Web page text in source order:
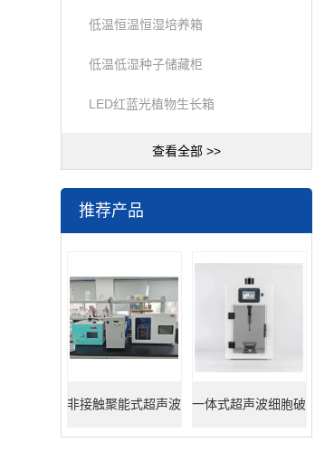
低温恒温恒湿培养箱
低温低湿种子储藏柜
LED红蓝光植物生长箱
查看全部 >>
推荐产品
非接触聚能式超声波 一体式超声波细胞破